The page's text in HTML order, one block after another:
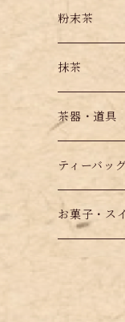
粉末茶
抹茶
茶器・道具
ティーバッ
お菓子・ス